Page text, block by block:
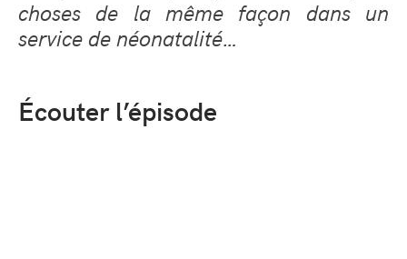
choses de la même façon dans un
service de néonatalité…
Écouter l’épisode